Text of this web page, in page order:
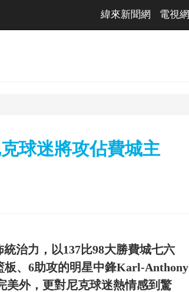
緯來新聞網 電視網
球迷將攻佔費城主
治力，以137比98大勝費城七六
板、6助攻的明星中鋒Karl-Anthony
美外，更對尼克球迷熱情感到驚